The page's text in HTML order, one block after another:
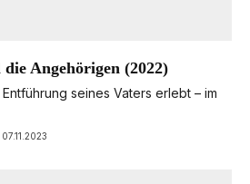
Angehörigen (2022)
seines Vaters erlebt – im
07.11.2023